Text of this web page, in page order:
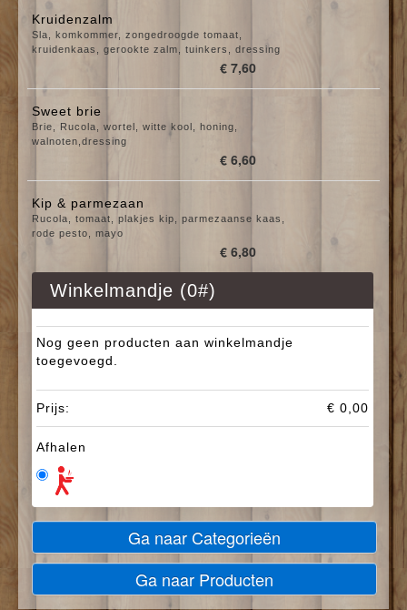
Kruidenzalm
Sla, komkommer, zongedroogde tomaat,
kruidenkaas, gerookte zalm, tuinkers, dressing
€ 7,60
Sweet brie
Brie, Rucola, wortel, witte kool, honing,
walnoten,dressing
€ 6,60
Kip & parmezaan
Rucola, tomaat, plakjes kip, parmezaanse kaas,
rode pesto, mayo
€ 6,80
Winkelmandje (0#)
Nog geen producten aan winkelmandje
toegevoegd.
Prijs: € 0,00
Afhalen
Ga naar Categorieën
Ga naar Producten